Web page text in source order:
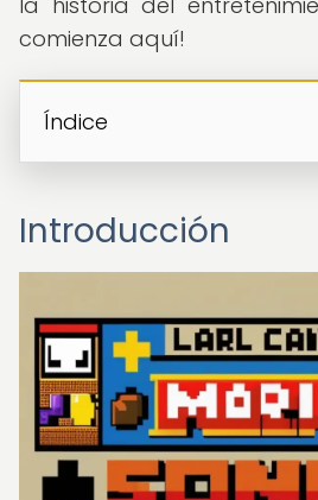
comienza aquí!
Índice
Introducción